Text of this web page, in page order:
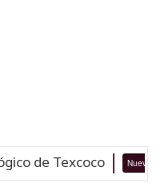
de Texcoco Nuevo